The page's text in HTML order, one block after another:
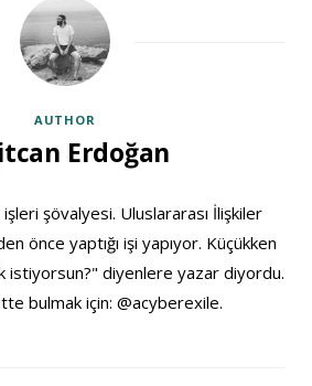
AUTHOR
Erdoğan
işleri şövalyesi. Uluslararası İlişkiler
önce yaptığı işi yapıyor. Küçükken
istiyorsun?" diyenlere yazar diyordu.
bulmak için: @acyberexile.